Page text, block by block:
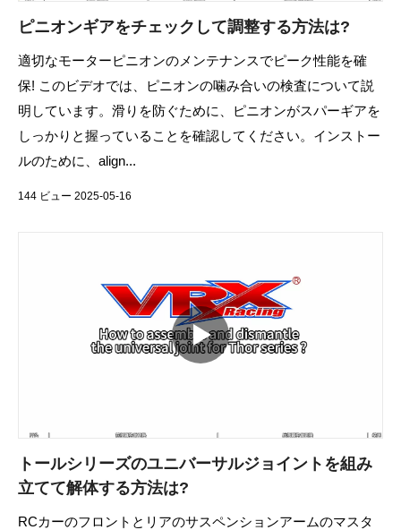
ピニオンギアをチェックして調整する方法は?
適切なモーターピニオンのメンテナンスでピーク性能を確
保! このビデオでは、ピニオンの噛み合いの検査について説
明しています。滑りを防ぐために、ピニオンがスパーギアを
しっかりと握っていることを確認してください。インストー
ルのために、align...
144 ビュー 2025-05-16
トールシリーズのユニバーサルジョイントを組み
立てて解体する方法は?
RCカーのフロントとリアのサスペンションアームのマスタ